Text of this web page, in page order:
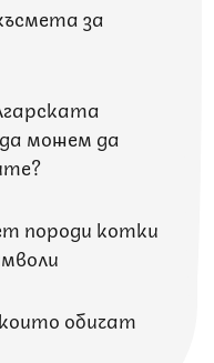
за
можем да
породи котки
обичат